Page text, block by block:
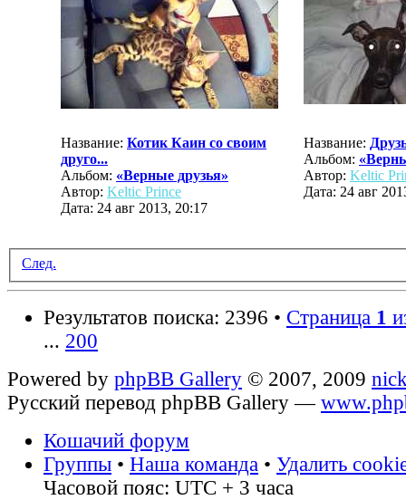
Название: Котик Каин со своим
друго...
Альбом: «Верные друзья»
Автор: Keltic Prince
Дата: 24 авг 2013, 20:17
Название:
Альбом:
Автор: Keltic
Дата: 24 авг
След.
Результатов поиска: 2396 • Страница 1
... 200
Powered by phpBB Gallery © 2007, 2009
Русский перевод phpBB Gallery —
Кошачий форум
Группы • Наша команда • Удалить
Часовой пояс: UTC + 3 часа